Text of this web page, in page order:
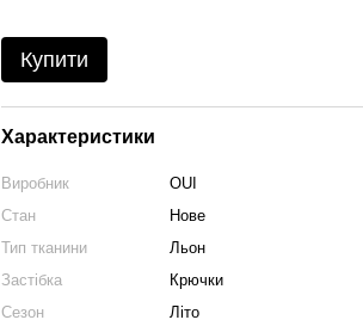
Купити
Характеристики
Виробник
OUI
Стан
Нове
Тип тканини
Льон
Застібка
Крючки
Сезон
Літо